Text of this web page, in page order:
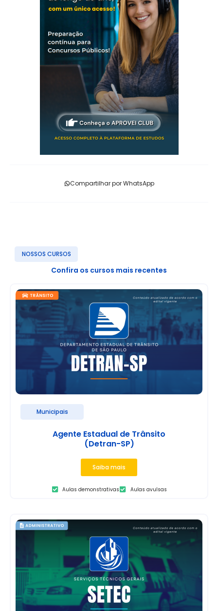
Compartilhar por WhatsApp
NOSSOS CURSOS
Confira os cursos mais recentes
Municipais
Agente Estadual de Trânsito
(Detran-SP)
Saiba mais
Aulas demonstrativas Aulas avulsas